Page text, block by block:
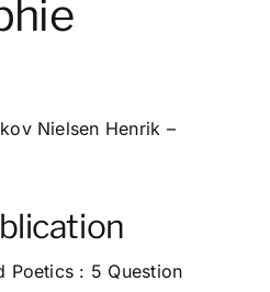
Nielsen Henrik –
Poetics : 5 Question